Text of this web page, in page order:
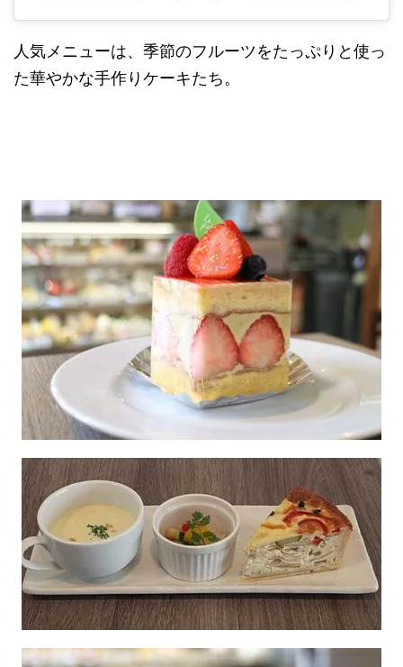
人気メニューは、季節のフルーツをたっぷりと使っ
た華やかな手作りケーキたち。